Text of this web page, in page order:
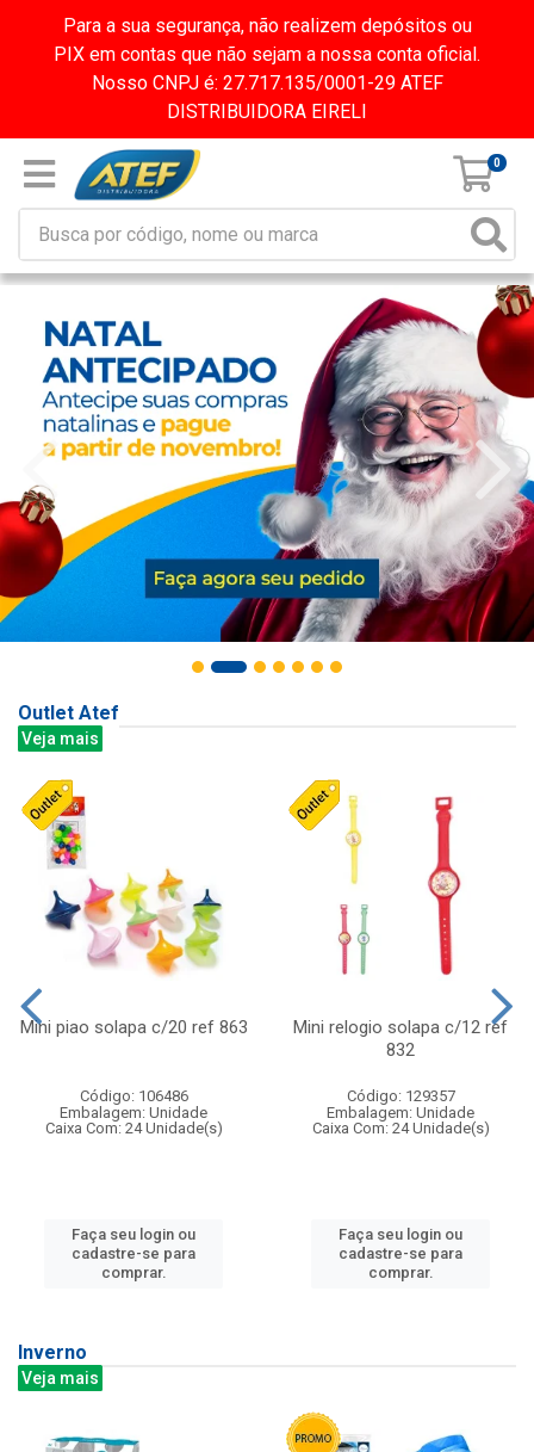
Para a sua segurança, não realizem depósitos ou
PIX em contas que não sejam a nossa conta oficial.
Nosso CNPJ é: 27.717.135/0001-29 ATEF
DISTRIBUIDORA EIRELI
0
Outlet Atef
Veja mais
Mini piao solapa c/20 ref 863
Código: 106486
Embalagem: Unidade
Caixa Com: 24 Unidade(s)
Faça seu login ou
cadastre-se para
comprar.
Mini relogio solapa c/12 ref
832
Código: 129357
Embalagem: Unidade
Caixa Com: 24 Unidade(s)
Faça seu login ou
cadastre-se para
comprar.
Inverno
Veja mais